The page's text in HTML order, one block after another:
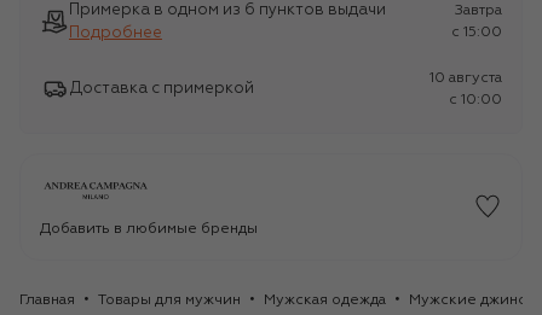
Примерка в одном из 6 пунктов выдачи
Подробнее
Завтра
c 15:00
Доставка с примеркой
10 августа
c 10:00
Добавить в любимые бренды
Главная Товары для мужчин Мужская одежда Мужские джинсы